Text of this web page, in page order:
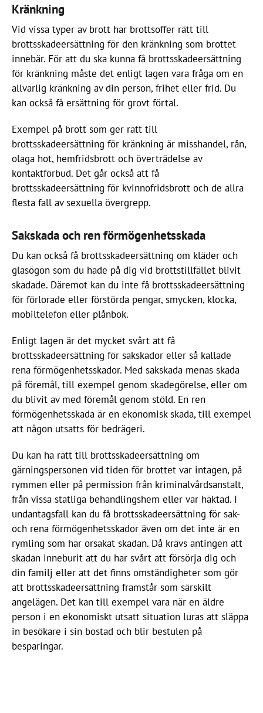
Kränkning
Vid vissa typer av brott har brottsoffer rätt till
brottsskadeersättning för den kränkning som brottet
innebär. För att du ska kunna få brottsskadeersättning
för kränkning måste det enligt lagen vara fråga om en
allvarlig kränkning av din person, frihet eller frid. Du
kan också få ersättning för grovt förtal.
Exempel på brott som ger rätt till
brottsskadeersättning för kränkning är misshandel, rån,
olaga hot, hemfridsbrott och överträdelse av
kontaktförbud. Det går också att få
brottsskadeersättning för kvinnofridsbrott och de allra
flesta fall av sexuella övergrepp.
Sakskada och ren förmögenhetsskada
Du kan också få brottsskadeersättning om kläder och
glasögon som du hade på dig vid brottstillfället blivit
skadade. Däremot kan du inte få brottsskadeersättning
för förlorade eller förstörda pengar, smycken, klocka,
mobiltelefon eller plånbok.
Enligt lagen är det mycket svårt att få
brottsskadeersättning för sakskador eller så kallade
rena förmögenhetsskador. Med sakskada menas skada
på föremål, till exempel genom skadegörelse, eller om
du blivit av med föremål genom stöld. En ren
förmögenhetsskada är en ekonomisk skada, till exempel
att någon utsatts för bedrägeri.
Du kan ha rätt till brottsskadeersättning om
gärningspersonen vid tiden för brottet var intagen, på
rymmen eller på permission från kriminalvårdsanstalt,
från vissa statliga behandlingshem eller var häktad. I
undantagsfall kan du få brottsskadeersättning för sak-
och rena förmögenhetsskador även om det inte är en
rymling som har orsakat skadan. Då krävs antingen att
skadan inneburit att du har svårt att försörja dig och
din familj eller att det finns omständigheter som gör
att brottsskadeersättning framstår som särskilt
angelägen. Det kan till exempel vara när en äldre
person i en ekonomiskt utsatt situation luras att släppa
in besökare i sin bostad och blir bestulen på
besparingar.